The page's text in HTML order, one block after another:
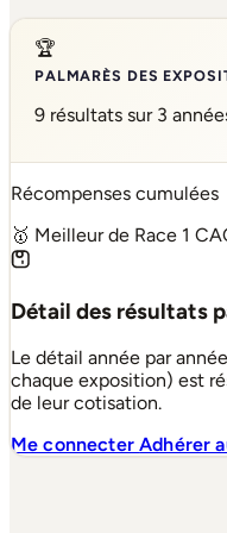
🏆
PALMARÈS DES
9 résultats sur 3
Récompenses cumulées
🥇 Meilleur de Race 1
Détail des résultats
Le détail année par
chaque exposition) est
de leur cotisation.
Me connecterAdhérer